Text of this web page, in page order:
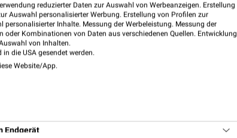
Höhe
reduzierter Daten zur Auswahl von Werbeanzeigen. Erstellung
Auswahl personalisierter Werbung. Erstellung von Profilen zur
Inhalte. Messung der Werbeleistung. Messung der
Kombinationen von Daten aus verschiedenen Quellen. Entwicklung
von Inhalten.
die USA gesendet werden.
Website/App.
Endgerät